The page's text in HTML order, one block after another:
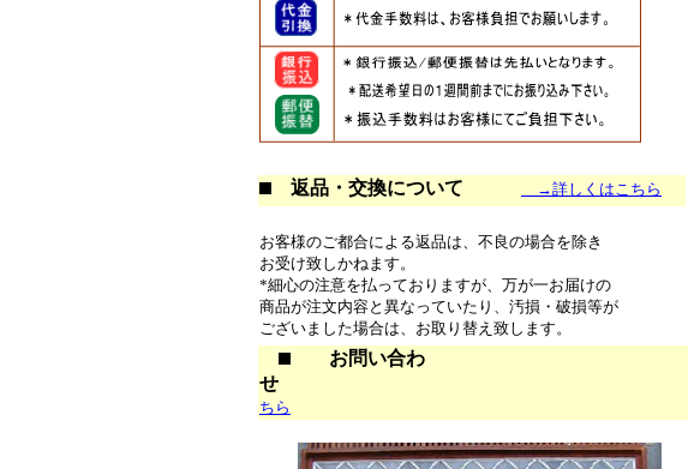
返品・交換について →詳しくはこちら
お客様のご都合による返品は、不良の場合を除き
お受け致しかねます。
*細心の注意を払っておりますが、万が一お届けの
商品が注文内容と異なっていたり、汚損・破損等が
ございました場合は、お取り替え致します。
お問い合わ
せ
ちら